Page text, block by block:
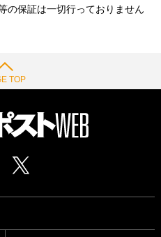
の保証は一切行っておりません
TOP